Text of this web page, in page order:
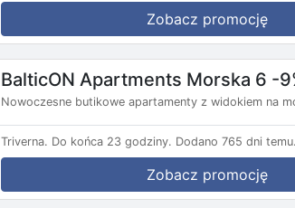
Zobacz promocję
BalticON Apartments Morska 6 -
Nowoczesne butikowe apartamenty z widokiem na
Triverna. Do końca 23 godziny. Dodano 765 dni temu.
Zobacz promocję